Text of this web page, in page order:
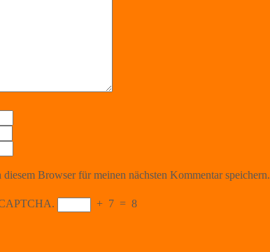
Browser für meinen nächsten Kommentar speichern.
CAPTCHA. + 7 = 8